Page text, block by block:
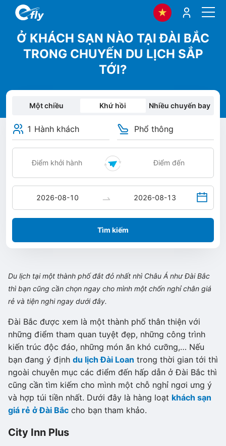
Ở KHÁCH SẠN NÀO TẠI ĐÀI BẮC
TRONG CHUYẾN DU LỊCH SẮP
TỚI?
Một chiều Khứ hồi Nhiều chuyến bay
1 Hành khách Phổ thông
Tìm kiếm
Du lịch tại một thành phố đắt đỏ nhất nhì Châu Á như Đài Bắc
thì bạn cũng cần chọn ngay cho mình một chốn nghỉ chân giá
rẻ và tiện nghi ngay dưới đây.
Đài Bắc được xem là một thành phố thân thiện với
những điểm tham quan tuyệt đẹp, những công trình
kiến trúc độc đáo, những món ăn khó cưỡng,… Nếu
bạn đang ý định du lịch Đài Loan trong thời gian tới thì
ngoài chuyên mục các điểm đến hấp dẫn ở Đài Bắc thì
cũng cần tìm kiếm cho mình một chỗ nghỉ ngơi ưng ý
và hợp túi tiền nhất. Dưới đây là hàng loạt khách sạn
giá rẻ ở Đài Bắc cho bạn tham khảo.
City Inn Plus